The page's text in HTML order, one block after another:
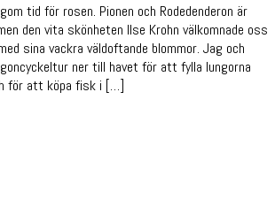
tid för rosen. Pionen och Rodedenderon är
den vita skönheten Ilse Krohn välkomnade oss
sina vackra väldoftande blommor. Jag och
ner till havet för att fylla lungorna
för att köpa fisk i […]